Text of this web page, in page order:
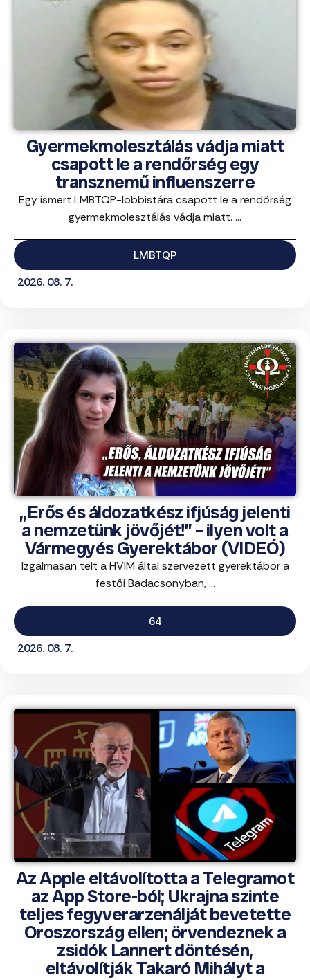
Gyermekmolesztálás vádja miatt
csapott le a rendőrség egy
transznemű influenszerre
Egy ismert LMBTQP-lobbistára csapott le a rendőrség
gyermekmolesztálás vádja miatt. ...
LMBTQP
2026. 08. 7.
„Erős és áldozatkész ifjúság jelenti
a nemzetünk jövőjét!” – ilyen volt a
Vármegyés Gyerektábor (VIDEÓ)
Izgalmasan telt a HVIM által szervezett gyerektábor a
festői Badacsonyban, ...
64
2026. 08. 7.
Az Apple eltávolította a Telegramot
az App Store-ból; Ukrajna szinte
teljes fegyverarzenálját bevetette
Oroszország ellen; örvendeznek a
zsidók Lannert döntésén,
eltávolítják Takaró Mihályt a